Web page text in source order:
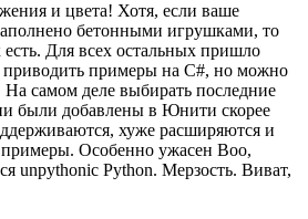
и цвета! Хотя, если ваше
бетонными игрушками, то
Для всех остальных пришло
приводить примеры на C#, но можно
самом деле выбирать последние
были добавлены в Юнити скорее
хуже расширяются и
Особенно ужасен Boo,
unpythonic Python. Мерзость. Виват,